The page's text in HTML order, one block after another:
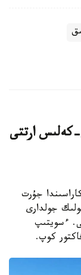
كەلىس ارتتى
جۇرت
جولدارى
استى. ءسويتىپ
كوپ.